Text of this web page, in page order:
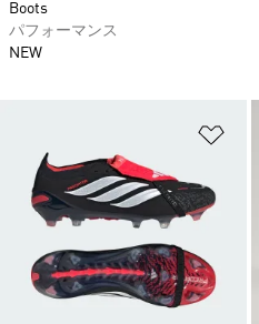
Boots
パフォーマンス
NEW